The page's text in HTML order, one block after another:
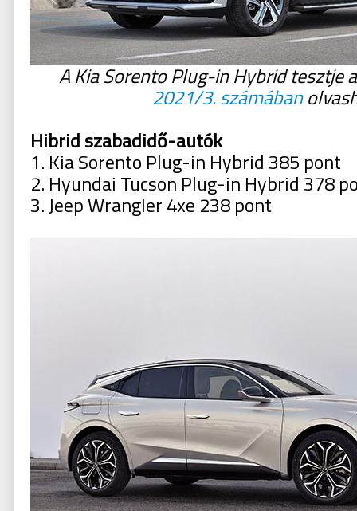
A Kia Sorento Plug-in Hybrid tesztje
2021/3. számában
Hibrid szabadidő-autók
1. Kia Sorento Plug-in Hybrid 385 pont
2. Hyundai Tucson Plug-in Hybrid 378
3. Jeep Wrangler 4xe 238 pont